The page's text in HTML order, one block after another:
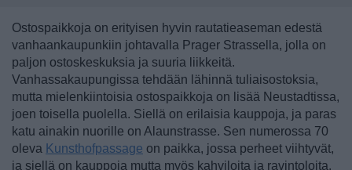
Ostospaikkoja on erityisen hyvin rautatieaseman edestä
vanhaankaupunkiin johtavalla Prager Strassella, jolla on
paljon ostoskeskuksia ja suuria liikkeitä.
Vanhassakaupungissa tehdään lähinnä tuliaisostoksia,
mutta mielenkiintoisia ostospaikkoja on lisää Neustadtissa,
joen toisella puolella. Siellä on erilaisia kauppoja, ja paras
katu ainakin nuorille on Alaunstrasse. Sen numerossa 70
oleva Kunsthofpassage on paikka, jossa perheet viihtyvät,
ja siellä on kauppoja mutta myös kahviloita ja ravintoloita.